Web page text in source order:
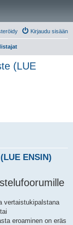
Kirjaudu sisään
(LUE
ENSIN)
vertaistukipalstana
eroaminen on eräs